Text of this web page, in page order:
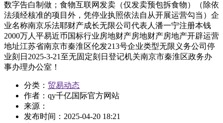
数字告白制做；食物互联网发卖（仅发卖预包拆食物）（除依
法须经核准的项目外，凭停业执照依法自从开展运营勾当）企
业名称南京乐法耶财产成长无限公司代表人潘一宁注册本钱
2000万人平易近币国标行业房地财产房地财产房地产开辟运营
地址江苏省南京市秦淮区伦发213号企业类型无限义务公司停
业刻日2025-3-21至无固定刻日登记机关南京市秦淮区政务办
事办理办公室！
分类： 贸易动态
作者： qy千亿国际官方网站
来源：
发布时间： 2025-04-20 18:21